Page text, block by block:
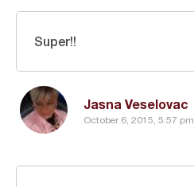
Jasna Veselovac
October 6, 2015, 5:57 pm
Super!!